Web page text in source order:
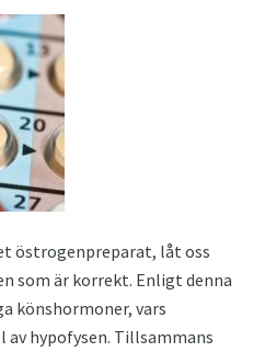
östrogenpreparat, låt oss
som är korrekt. Enligt denna
könshormoner, vars
hypofysen. Tillsammans